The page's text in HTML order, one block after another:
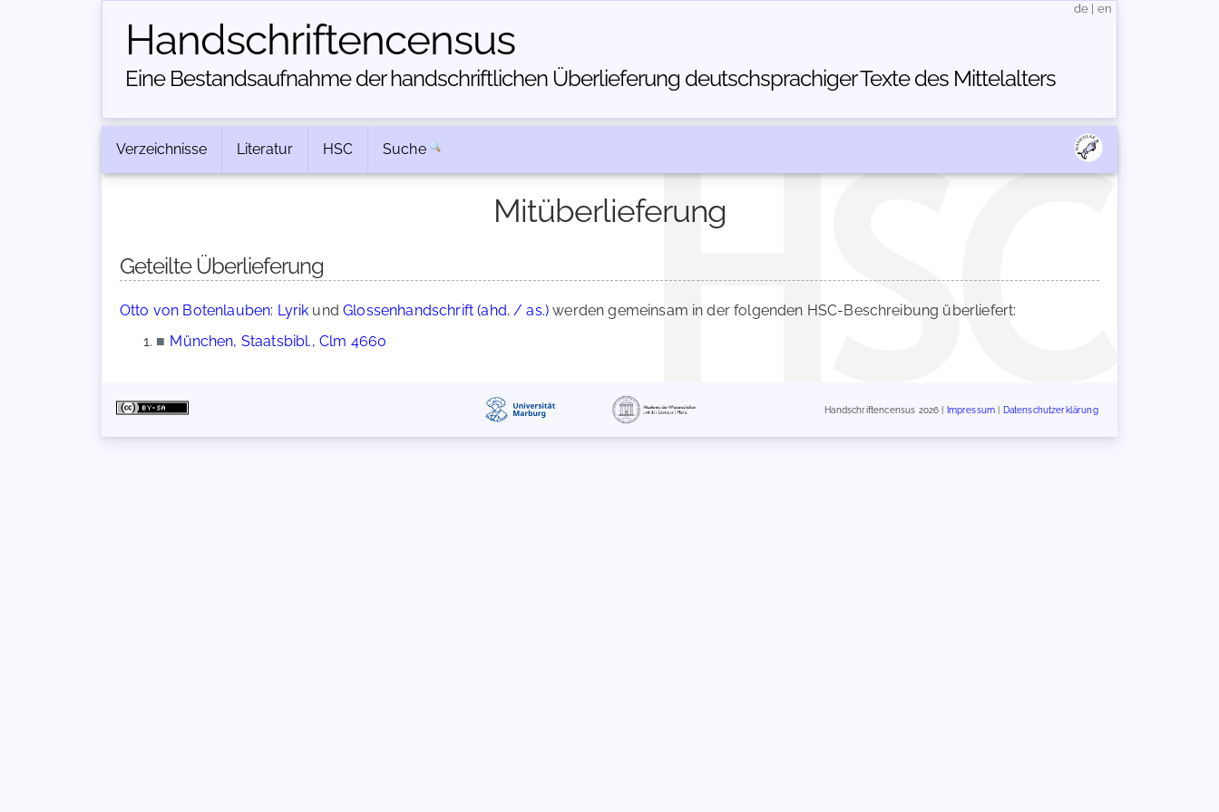
Handschriften­census
Eine Bestandsaufnahme der handschriftlichen Über­lieferung deutschsprachiger Texte des Mittelalters
de en
Verzeichnisse Literatur HSC Suche
Mitüberlieferung
Geteilte Überlieferung
Otto von Botenlauben: Lyrik undGlossenhandschrift (ahd. / as.) werden gemeinsam in der folgenden HSC-Beschreibung überliefert:
■ München, Staatsbibl., Clm 4660
Handschriftencensus 2026 | Impressum Datenschutzerklärung